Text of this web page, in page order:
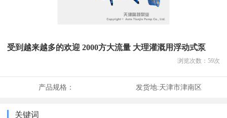
受到越来越多的欢迎 2000方大流量 大理灌溉用浮动式泵
浏览次数： 59次
产品规格： 发货地:天津市津南区
关键词